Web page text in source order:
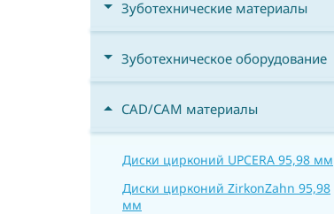
Зуботехнические материалы
Зуботехническое оборудование
CAD/CAM материалы
Диски цирконий UPCERA 95,98 мм
Диски цирконий ZirkonZahn 95,98
мм